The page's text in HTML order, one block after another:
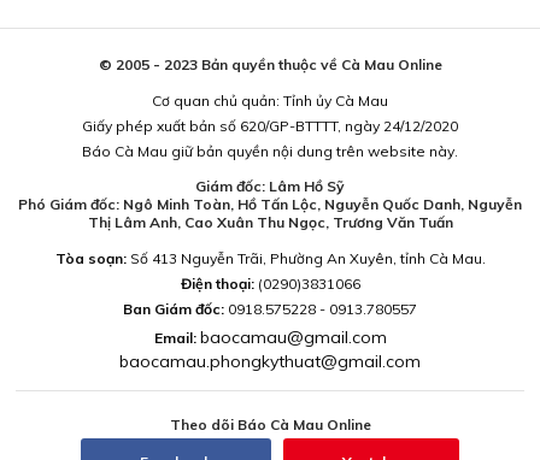
© 2005 - 2023 Bản quyền thuộc về Cà Mau Online
Cơ quan chủ quản: Tỉnh ủy Cà Mau
Giấy phép xuất bản số 620/GP-BTTTT, ngày 24/12/2020
Báo Cà Mau giữ bản quyền nội dung trên website này.
Giám đốc: Lâm Hồ Sỹ
Phó Giám đốc: Ngô Minh Toàn, Hồ Tấn Lộc, Nguyễn Quốc Danh, Nguyễn
Thị Lâm Anh, Cao Xuân Thu Ngọc, Trương Văn Tuấn
Tòa soạn:Số 413 Nguyễn Trãi, Phường An Xuyên, tỉnh Cà Mau.
Điện thoại: (0290)3831066
Ban Giám đốc: 0918.575228 - 0913.780557
Email: baocamau@gmail.com
baocamau.phongkythuat@gmail.com
Theo dõi Báo Cà Mau Online